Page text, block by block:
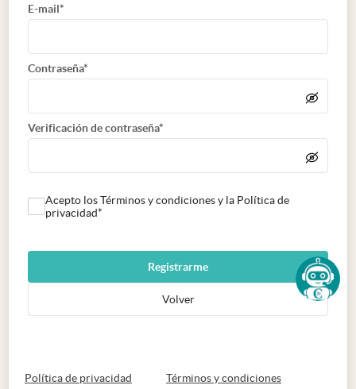
E-mail*
Contraseña*
Verificación de contraseña*
Acepto los Términos y condiciones y la Política de
privacidad*
Registrarme
Volver
Política de privacidad abre en nueva pestaña
Términos y condicionesabre en nueva